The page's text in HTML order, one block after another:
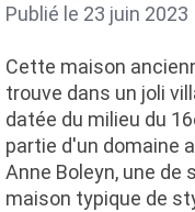
Publié le 23 juin 2023
Cette maison
trouve dans un joli
datée du milieu du
partie d'un domaine
Anne Boleyn, une de
maison typique de